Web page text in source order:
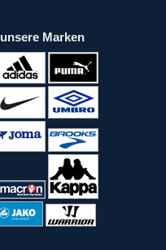
unsere Marken